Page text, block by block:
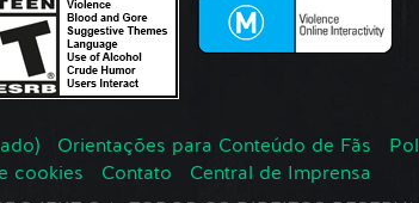
Orientações para Conteúdo de Fãs
cookies Contato
Central de Imprensa